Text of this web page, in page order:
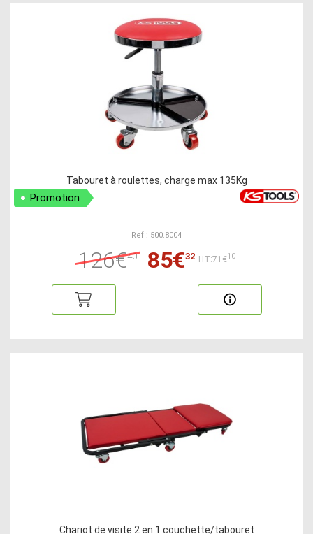
Tabouret à roulettes, charge max 135Kg
Promotion
Ref : 500.8004
126€40 85€32 HT:71€10
Chariot de visite 2 en 1 couchette/tabouret